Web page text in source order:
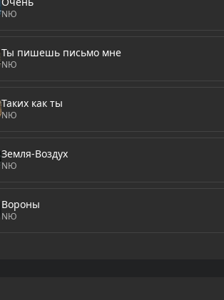
NЮ
Ты пишешь письмо мне
NЮ
Таких как ты
NЮ
Земля-Воздух
NЮ
Вороны
NЮ